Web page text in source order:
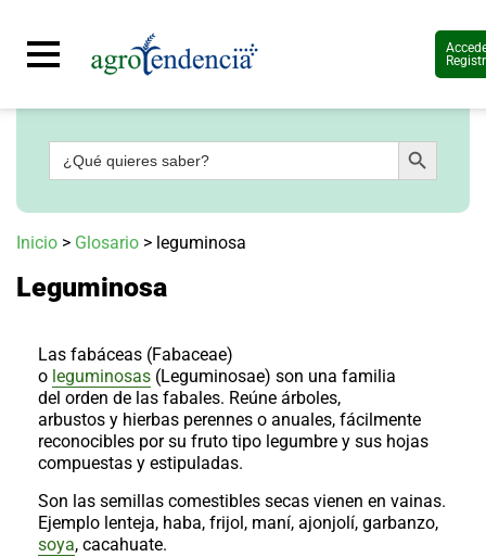
Señal
en
más
Agrotendencia
Planes
Glosario
Agroshow
Regístrate
suscríbete
al
boletín
Contáctenos
Acuicultura
Buscar: Botón de búsqueda
Inicio > Glosario > leguminosa
Leguminosa
Las fabáceas (Fabaceae)
o leguminosas (Leguminosae) son una familia
del orden de las fabales. Reúne árboles,
arbustos y hierbas perennes o anuales, fácilmente
reconocibles por su fruto tipo legumbre y sus hojas
compuestas y estipuladas.
Son las semillas comestibles secas vienen en vainas.
Ejemplo lenteja, haba, frijol, maní, ajonjolí, garbanzo,
soya, cacahuate.